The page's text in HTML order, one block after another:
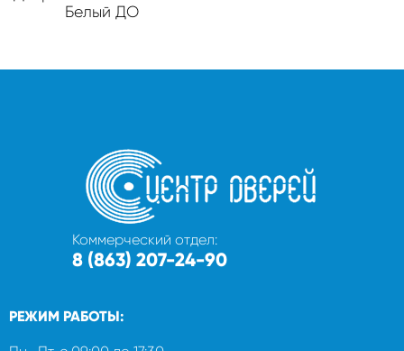
Белый ДО
Коммерческий отдел:
8 (863) 207-24-90
РЕЖИМ РАБОТЫ: